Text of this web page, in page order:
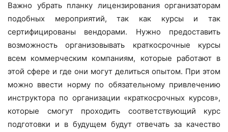
Важно убрать планку лицензирования организаторам
подобных мероприятий, так как курсы и так
сертифицированы вендорами. Нужно предоставить
возможность организовывать краткосрочные курсы
всем коммерческим компаниям, которые работают в
этой сфере и где они могут делиться опытом. При этом
можно ввести норму по обязательному привлечению
инструктора по организации «краткосрочных курсов»,
которые смогут проходить соответствующий курс
подготовки и в будущем будут отвечать за качество